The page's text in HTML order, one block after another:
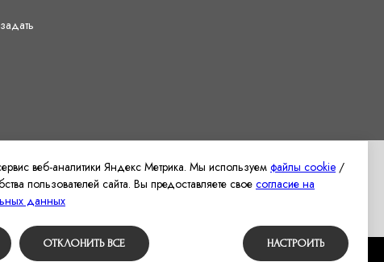
рассылок
Вернуться наверх
веб-аналитики Яндекс Метрика. Мы используем файлы cookie /
пользователей сайта. Вы предоставляете своесогласие на
данных
ОТКЛОНИТЬ ВСЕ НАСТРОИТЬ